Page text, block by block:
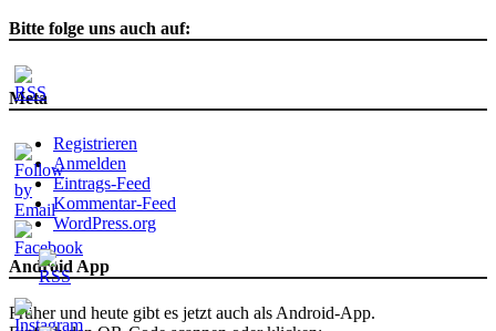
Bitte folge uns auch auf:
Meta
Registrieren
Anmelden
Eintrags-Feed
Kommentar-Feed
WordPress.org
Android App
Früher und heute gibt es jetzt auch als Android-App.